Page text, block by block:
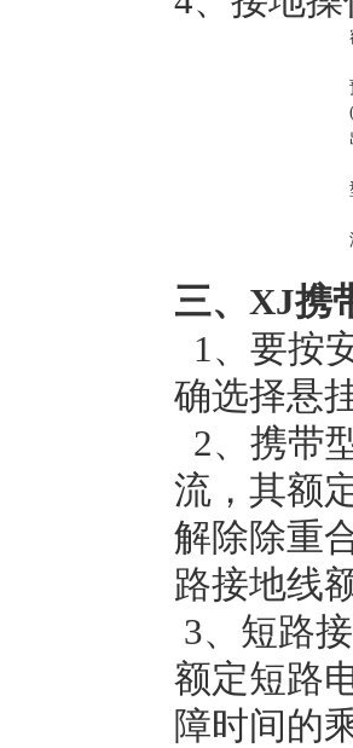
三、XJ携
1、要按
确选择悬
2、携带
流，其额
解除除重
路接地线
3、短路
额定短路
障时间的